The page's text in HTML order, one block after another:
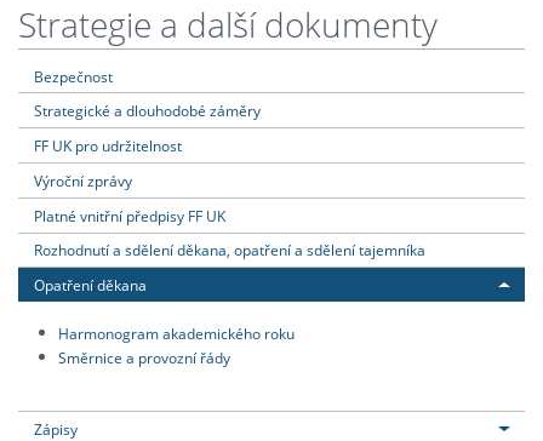
Strategie a další dokumenty
Bezpečnost
Strategické a dlouhodobé záměry
FF UK pro udržitelnost
Výroční zprávy
Platné vnitřní předpisy FF UK
Rozhodnutí a sdělení děkana, opatření a sdělení tajemníka
Opatření děkana
Harmonogram akademického roku
Směrnice a provozní řády
Zápisy